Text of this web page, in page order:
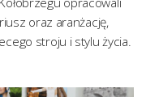
oraz aranżację,
stroju i stylu życia.